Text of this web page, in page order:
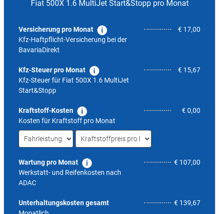
Fiat 500X 1.6 MultiJet Start&Stopp pro Monat
Versicherung pro Monat
Kfz-Haftpflicht-Versicherung bei der
BavariaDirekt
€ 17,00
Kfz-Steuer pro Monat
Kfz-Steuer für Fiat 500X 1.6 MultiJet
Start&Stopp
€ 15,67
Kraftstoff-Kosten
Kosten für Kraftstoff pro Monat
€ 0,00
Wartung pro Monat
Werkstatt- und Reifenkosten nach
ADAC
€ 107,00
Unterhaltungskosten gesamt
€ 139,674,3